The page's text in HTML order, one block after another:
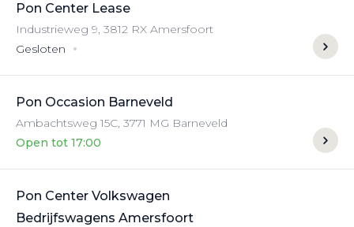
Pon Center Lease
Industrieweg 9, 3812 RX Amersfoort
Gesloten
Pon Occasion Barneveld
Ambachtsweg 15C, 3771 MG Barneveld
Open tot 17:00
Pon Center Volkswagen
Bedrijfswagens Amersfoort